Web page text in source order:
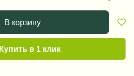
В корзину
Купить в 1 клик